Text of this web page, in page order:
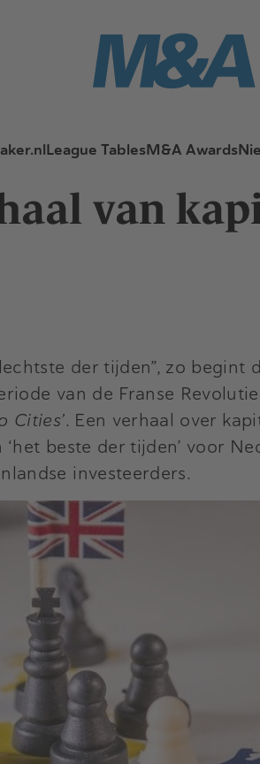
League TablesM&A Awards
van
der tijden”, zo begint
van de Franse
Cities’. Een verhaal over
beste der tijden’ voor
investeerders.